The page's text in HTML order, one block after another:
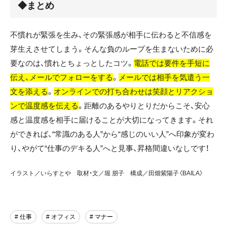
◆まとめ
不慣れが緊張を生み、その緊張感が相手に伝わると不信感を
芽生えさせてしまう。そんな負のループを生まないために必
要なのは、慣れとちょっとしたコツ。 電話では要件を手短に
伝え、メールでフォローをする。 メールでは相手を気遣う一
文を添える。 オンラインでの打ち合わせは笑顔とリアクショ
ンで温度感を伝える。距離のあるやりとりだからこそ、安心
感と温度感を相手に届けることが大切になってきます。それ
ができれば、“常識のある人”から“感じのいい人”へ印象が変わ
り、やがて“仕事のデキる人”へと見事、昇格間違いなしです！
イラスト／いらすとや 取材・文／堀 朋子 構成／田畑紫陽子〈BAILA〉
# 仕事 # オフィス # マナー